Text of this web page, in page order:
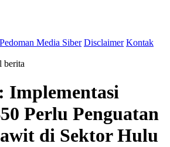
Pedoman Media Siber Disclaimer Kontak
berita
Implementasi
Perlu Penguatan
di Sektor Hulu